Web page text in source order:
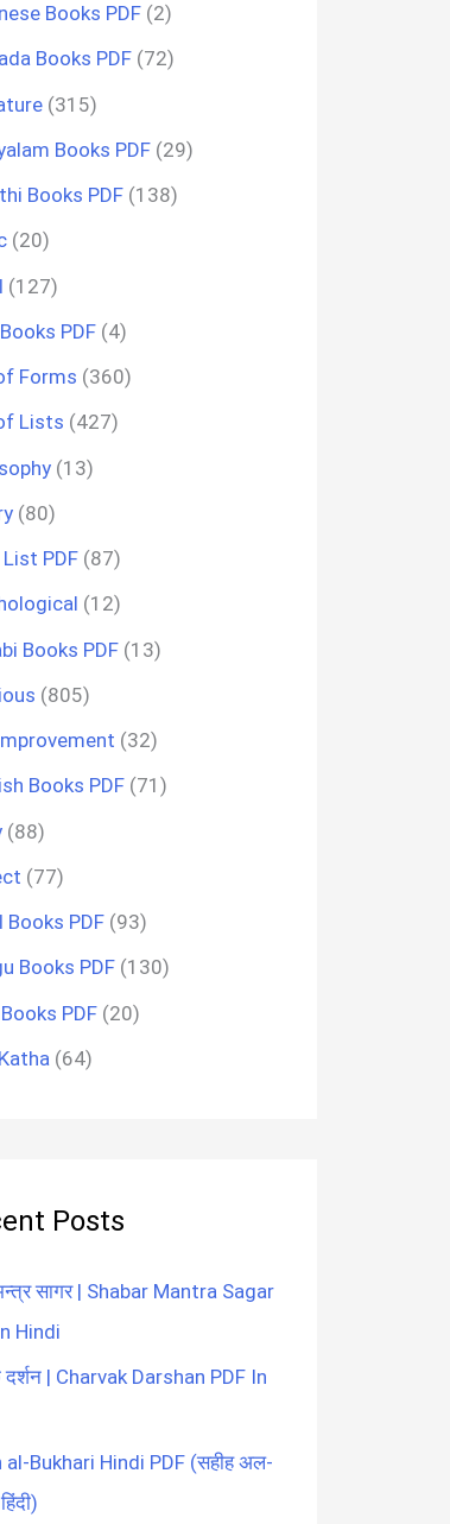
Books PDF (2)
Books PDF (72)
(315)
Books PDF (29)
Books PDF (138)
(20)
(127)
PDF (4)
Forms (360)
Lists (427)
(13)
(80)
PDF (87)
(12)
Books PDF (13)
(805)
(32)
Books PDF (71)
(88)
(77)
Books PDF (93)
Books PDF (130)
PDF (20)
(64)
Posts
सागर | Shabar Mantra Sagar
Hindi
दर्शन | Charvak Darshan PDF In
al-Bukhari Hindi PDF (सहीह अल-